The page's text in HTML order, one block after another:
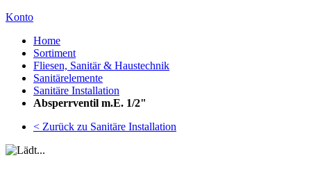
Konto
Home
Sortiment
Fliesen, Sanitär & Haustechnik
Sanitärelemente
Sanitäre Installation
Absperrventil m.E. 1/2"
< Zurück zu Sanitäre Installation